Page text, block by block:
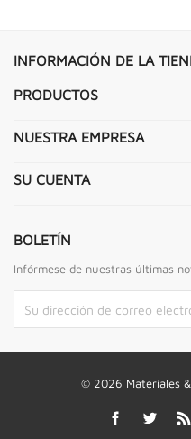
INFORMACIÓN DE LA
PRODUCTOS
NUESTRA EMPRESA
SU CUENTA
BOLETÍN
Infórmese de nuestras últimas
© 2026 Materiales
Facebook Twitter